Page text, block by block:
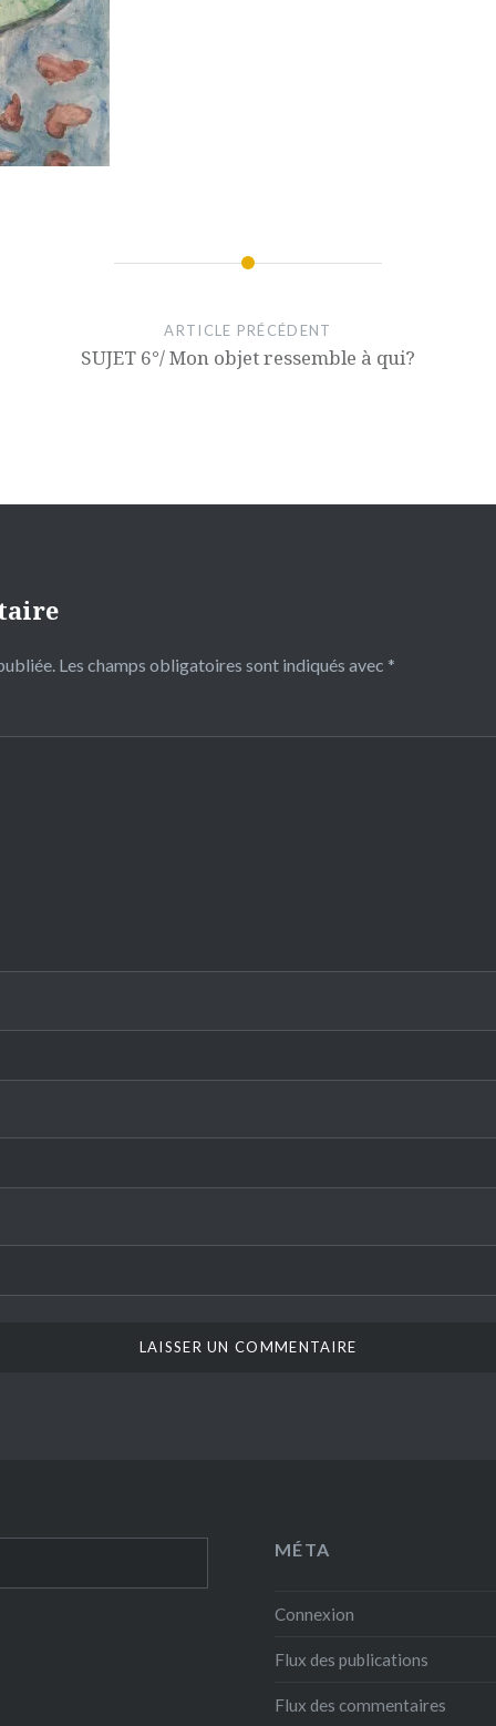
ARTICLE PRÉCÉDENT
SUJET 6°/ Mon objet ressemble à qui?
Les champs obligatoires sont indiqués avec *
MÉTA
Connexion
Flux des publications
Flux des commentaires